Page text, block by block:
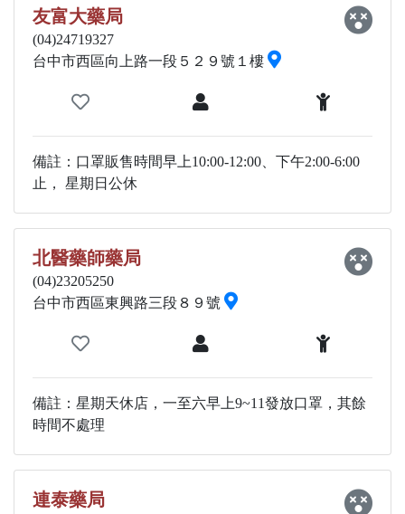
友富大藥局
(04)24719327
台中市西區向上路一段５２９號１樓
備註：口罩販售時間早上10:00-12:00、下午2:00-6:00
止， 星期日公休
北醫藥師藥局
(04)23205250
台中市西區東興路三段８９號
備註：星期天休店，一至六早上9~11發放口罩，其餘
時間不處理
連泰藥局